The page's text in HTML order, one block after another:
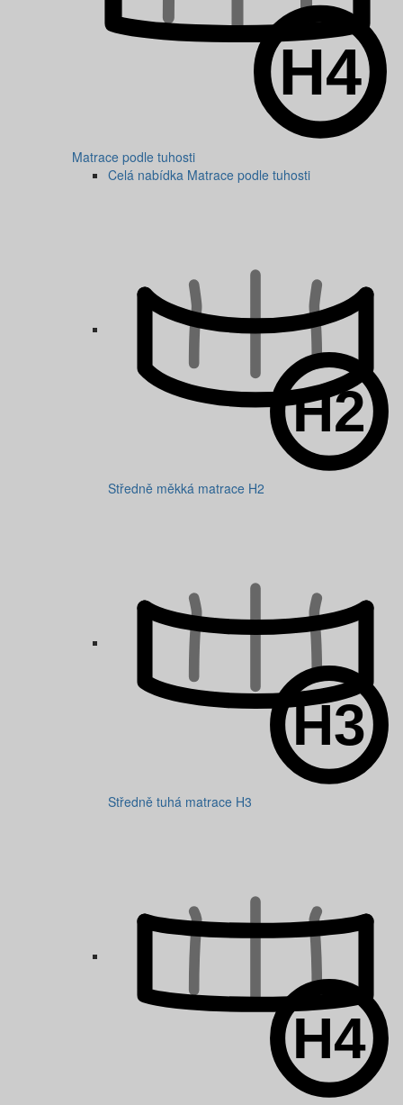
Matrace podle tuhosti
Celá nabídka Matrace podle tuhosti
Středně měkká matrace H2
Středně tuhá matrace H3